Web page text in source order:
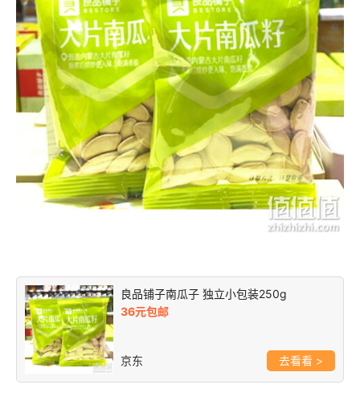
良品铺子南瓜子 独立小包装250g
36元包邮
京东 >